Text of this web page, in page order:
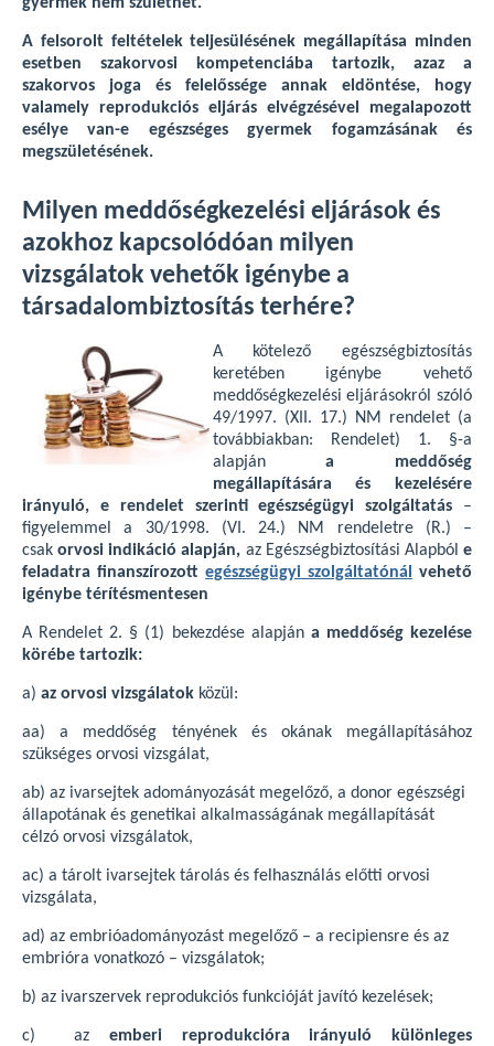
A felsorolt feltételek teljesülésének megállapítása minden
esetben szakorvosi kompetenciába tartozik, azaz a
szakorvos joga és felelőssége annak eldöntése, hogy
valamely reprodukciós eljárás elvégzésével megalapozott
esélye van-e egészséges gyermek fogamzásának és
megszületésének.
Milyen meddőségkezelési eljárások és
azokhoz kapcsolódóan milyen
vizsgálatok vehetők igénybe a
társadalombiztosítás terhére?
A kötelező egészségbiztosítás
keretében igénybe vehető
meddőségkezelési eljárásokról szóló
49/1997. (XII. 17.) NM rendelet (a
továbbiakban: Rendelet) 1. §-a
alapjána meddőség
megállapítására és kezelésére
irányuló, e rendelet szerinti egészségügyi szolgáltatás –
figyelemmel a 30/1998. (VI. 24.) NM rendeletre (R.) –
csakorvosi indikáció alapján, az Egészségbiztosítási Alapbóle
feladatra finanszírozott egészségügyi szolgáltatónál
vehető
igénybe térítésmentesen
A Rendelet 2. § (1) bekezdése alapján a meddőség kezelése
körébe tartozik:
a) az orvosi vizsgálatok közül:
aa) a meddőség tényének és okának megállapításához
szükséges orvosi vizsgálat,
ab) az ivarsejtek adományozását megelőző, a donor egészségi
állapotának és genetikai alkalmasságának megállapítását
célzó orvosi vizsgálatok,
ac) a tárolt ivarsejtek tárolás és felhasználás előtti orvosi
vizsgálata,
ad) az embrióadományozást megelőző – a recipiensre és az
embrióra vonatkozó – vizsgálatok;
b) az ivarszervek reprodukciós funkcióját javító kezelések;
c) az emberi reprodukcióra irányuló különleges